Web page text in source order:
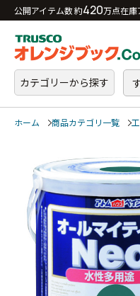
公開アイテム数 約420万点在庫
カテゴリーから探す
ホーム 商品カテゴリ一覧